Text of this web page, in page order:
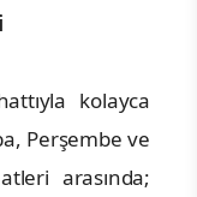
kolayca
Perşembe ve
arasında;